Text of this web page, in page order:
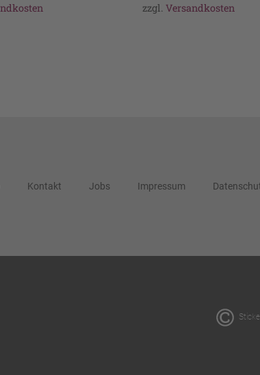
zzgl. Versandkosten
Kontakt Jobs Impressum